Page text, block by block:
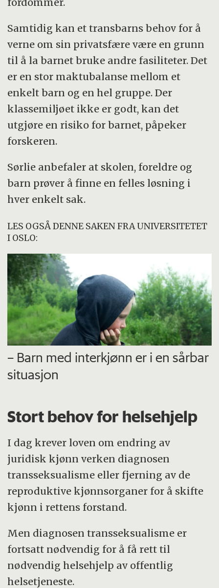
Samtidig kan et transbarns behov for å
verne om sin privatsfære være en grunn
til å la barnet bruke andre fasiliteter. Det
er en stor maktubalanse mellom et
enkelt barn og en hel gruppe. Der
klassemiljøet ikke er godt, kan det
utgjøre en risiko for barnet, påpeker
forskeren.
Sørlie anbefaler at skolen, foreldre og
barn prøver å finne en felles løsning i
hver enkelt sak.
LES OGSÅ DENNE SAKEN FRA UNIVERSITETET
I OSLO:
– Barn med interkjønn er i en sårbar
situasjon
Stort behov for helsehjelp
I dag krever loven om endring av
juridisk kjønn verken diagnosen
transseksualisme eller fjerning av de
reproduktive kjønnsorganer for å skifte
kjønn i rettens forstand.
Men diagnosen transseksualisme er
fortsatt nødvendig for å få rett til
nødvendig helsehjelp av offentlig
helsetjeneste.